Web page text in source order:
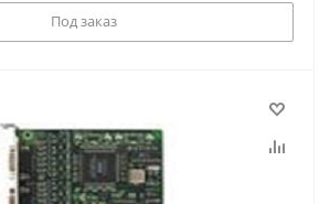
Под заказ